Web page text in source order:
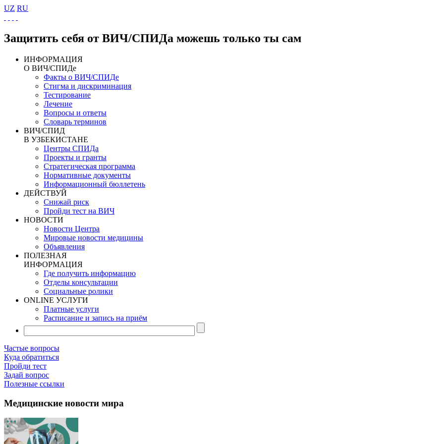
UZ RU
Защитить себя от ВИЧ/СПИДа можешь только ты сам
ИНФОРМАЦИЯ
О ВИЧ/СПИДе
Факты о ВИЧ/СПИДе
Стигма и дискриминация
Тестирование
Лечение
Вопросы и ответы
Словарь терминов
ВИЧ/СПИД
В УЗБЕКИСТАНЕ
Центры СПИДа
Проекты и гранты
Стратегическая программа
Нормативные документы
Информационный бюллетень
ДЕЙСТВУЙ
Снижай риск
Пройди тест на ВИЧ
НОВОСТИ
Новости Центра
Мировые новости медицины
Объявления
ПОЛЕЗНАЯ
ИНФОРМАЦИЯ
Где получить информацию
Отделы консультации
Социальные ролики
ONLINE УСЛУГИ
Платные услуги
Расписание и запись на приём
Частые вопросы
Куда обратиться
Пройди тест
Задай вопрос
Полезные ссылки
Медицинские новости мира